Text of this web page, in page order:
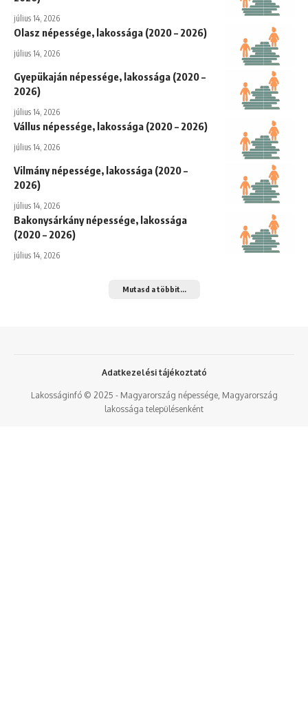
július 14, 2026
Olasz népessége, lakossága (2020 – 2026)
július 14, 2026
Gyepükaján népessége, lakossága (2020 –
2026)
július 14, 2026
Vállus népessége, lakossága (2020 – 2026)
július 14, 2026
Vilmány népessége, lakossága (2020 –
2026)
július 14, 2026
Bakonysárkány népessége, lakossága
(2020 – 2026)
július 14, 2026
Mutasd a többit...
Lakosságinfó © 2025 - Magyarország népessége, Magyarország
lakossága településenként
Adatkezelési tájékoztató